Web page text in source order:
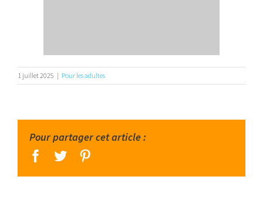
1 juillet 2025 | Pour les adultes
Pour partager cet article :
facebook
twitter